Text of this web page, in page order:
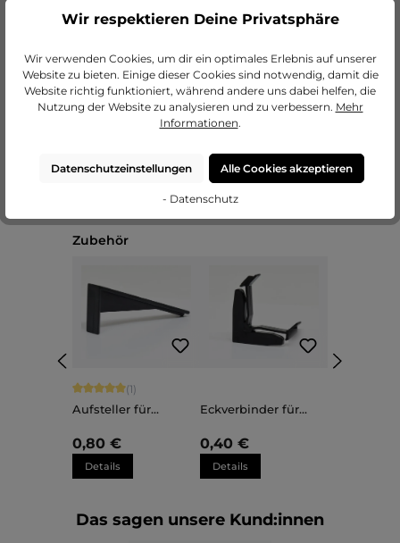
Produktgalerie überspringen
Zubehör
Durchschnittliche Bewertung von 5 von 5 Sternen
(1)
Aufsteller für
Sara
0,80 €
Details
Eckverbinder für
Sara
0,40 €
Details
Das sagen unsere Kund:innen
Wir respektieren Deine Privatsphäre
Wir verwenden Cookies, um dir ein optimales Erlebnis auf unserer
Website zu bieten. Einige dieser Cookies sind notwendig, damit die
Website richtig funktioniert, während andere uns dabei helfen, die
Nutzung der Website zu analysieren und zu verbessern. Mehr
Informationen.
Datenschutzeinstellungen Alle Cookies akzeptieren
- Datenschutz